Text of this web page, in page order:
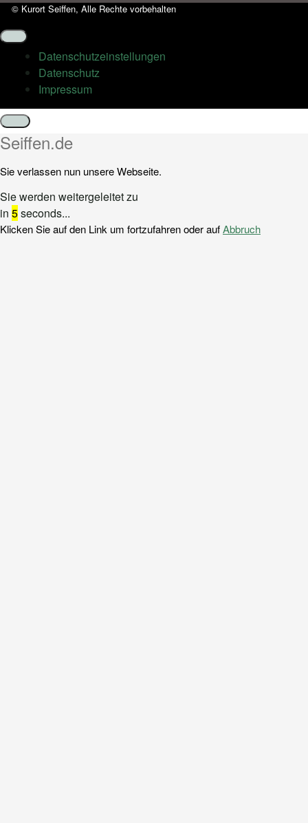
© Kurort Seiffen, Alle Rechte vorbehalten
Datenschutz­einstellungen
Datenschutz
Impressum
Schließen
Seiffen.de
Sie verlassen nun unsere Webseite.
Sie werden weitergeleitet zu
in 5seconds...
Klicken Sie auf den Link um fortzufahren oder aufAbbruch